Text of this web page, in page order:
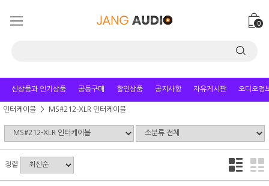
0
신상품과 인기상품 공동구매 할인상품 공지사항 자유게시판 오디오정
인터케이블 MS#212-XLR 인터케이블
정렬